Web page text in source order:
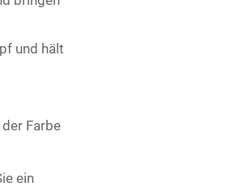
und hält
Farbe
ein